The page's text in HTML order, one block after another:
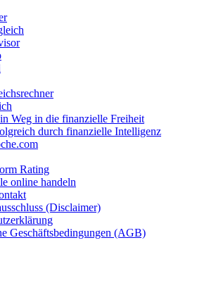
Weg in die finanzielle Freiheit
durch finanzielle Intelligenz
Rating
online handeln
(Disclaimer)
Geschäftsbedingungen (AGB)